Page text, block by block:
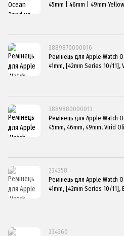
45mm | 46mm | 49mm Yellow
3889870000016
Ремінець для Apple Watch
41mm, [42mm Series 10/11],
3889880000013
Ремінець для Apple Watch
45mm, 46mm, 49mm, Virid
234358
Ремінець для Apple Watch
41mm, [42mm Series 10/11],
234360